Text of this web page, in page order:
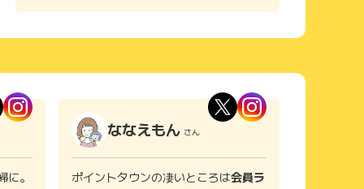
。
ななえもん さん
ポイントタウンの凄いところは会員ラ